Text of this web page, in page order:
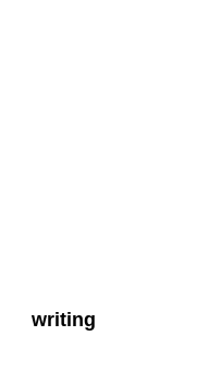
writing